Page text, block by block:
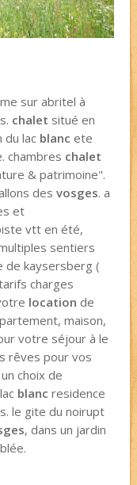
sur abritel à
chalet situé en
du lac blanc ete
chambres chalet
& patrimoine".
des vosges. a
et
vtt en été,
sentiers
de kaysersberg (
charges
location de
maison,
votre séjour à le
rêves pour vos
choix de
blanc residence
le gite du noirupt
, dans un jardin